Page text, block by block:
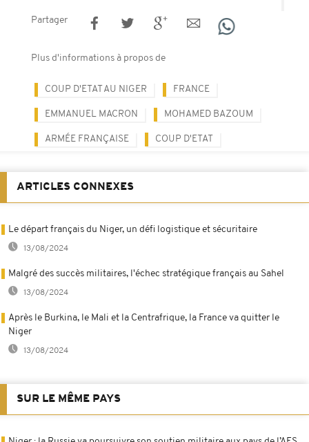
Partager
Plus d'informations à propos de
COUP D'ETAT AU NIGER FRANCE
EMMANUEL MACRON MOHAMED BAZOUM
ARMÉE FRANÇAISE COUP D'ETAT
ARTICLES CONNEXES
Le départ français du Niger, un défi logistique et sécuritaire
13/08/2024
Malgré des succès militaires, l'échec stratégique français au Sahel
13/08/2024
Après le Burkina, le Mali et la Centrafrique, la France va quitter le
Niger
13/08/2024
SUR LE MÊME PAYS